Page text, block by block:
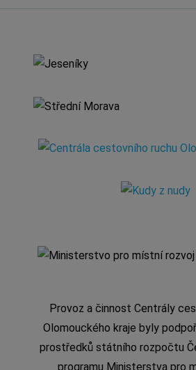
Provoz a činnost Centrály
Olomouckého kraje byly
prostředků státního rozpočtu
programu Ministerstva pro